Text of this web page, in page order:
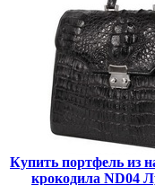
Купить портфель из
крокодила ND04